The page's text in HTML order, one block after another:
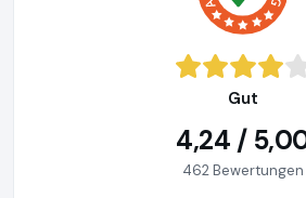
Gut
4,24 /
462 Bewertungen